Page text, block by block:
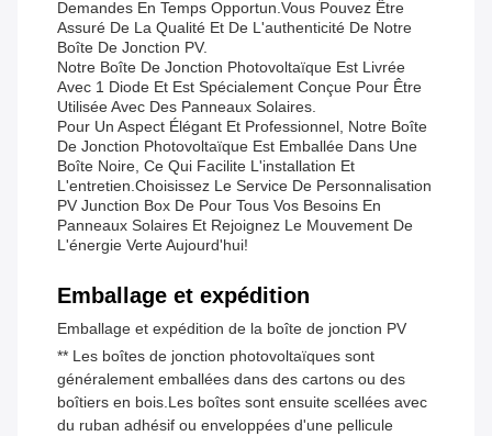
Demandes En Temps Opportun.vous Pouvez Être
Assuré De La Qualité Et De L'authenticité De Notre
Boîte De Jonction PV.
Notre Boîte De Jonction Photovoltaïque Est Livrée
Avec 1 Diode Et Est Spécialement Conçue Pour Être
Utilisée Avec Des Panneaux Solaires.
Pour Un Aspect Élégant Et Professionnel, Notre Boîte
De Jonction Photovoltaïque Est Emballée Dans Une
Boîte Noire, Ce Qui Facilite L'installation Et
L'entretien.Choisissez Le Service De Personnalisation
PV Junction Box De Pour Tous Vos Besoins En
Panneaux Solaires Et Rejoignez Le Mouvement De
L'énergie Verte Aujourd'hui!
Emballage et expédition
Emballage et expédition de la boîte de jonction PV
** Les boîtes de jonction photovoltaïques sont
généralement emballées dans des cartons ou des
boîtiers en bois.Les boîtes sont ensuite scellées avec
du ruban adhésif ou enveloppées d'une pellicule